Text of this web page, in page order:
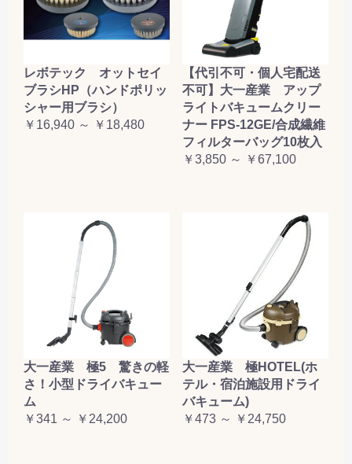
レボテック オットセイ
ブラシHP（ハンドポリッ
シャー用ブラシ）
￥16,940 ～ ￥18,480
【代引不可・個人宅配送
不可】大一産業 アップ
ライトバキュームクリー
ナー FPS-12GE/合成繊維
フィルターバッグ10枚入
￥3,850 ～ ￥67,100
大一産業 極5 驚きの軽
さ！小型ドライバキュー
ム
￥341 ～ ￥24,200
大一産業 極HOTEL(ホ
テル・宿泊施設用ドライ
バキューム)
￥473 ～ ￥24,750